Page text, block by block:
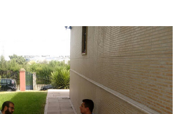
tiene que ver esto con una Regla de
eso, la labor de las "mulas" es lo
un Regla de Vida, mantenernos centrados
de nuestra vida. Al igual que para pasar
no necesitan estrictamente que las